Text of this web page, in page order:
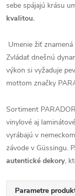
sebe spájajú krásu
kvalitou.
Umenie žiť
Zvládať dnešnú
výkon si vyžaduje
mottom značky
Sortiment PARADOR
vinylové aj
vyrábajú v
závode v Güssingu.
autentické dekory,
Parametre